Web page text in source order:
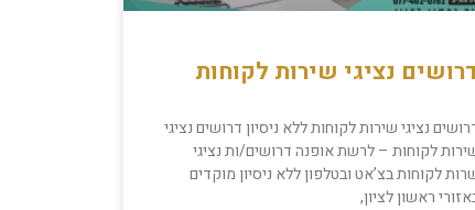
נציגי שירות לקוחות
נציגי שירות לקוחות ללא ניסיון דרושים נציגי
לקוחות – לרשת אופנה דרושים/ות נציגי
לקוחות בצ’אט ובטלפון ללא ניסיון מוקדים
ראשון לציון,